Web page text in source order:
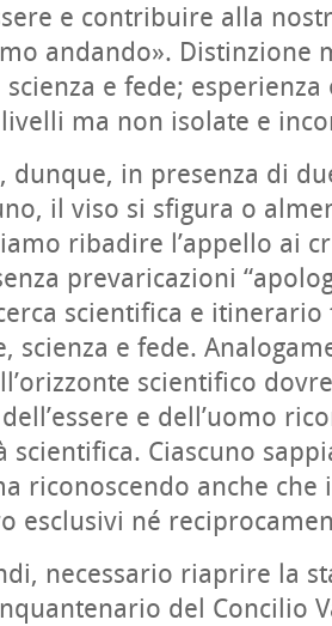
e contribuire alla
andando». Distinzione
e fede; esperienza
ma non isolate e
in presenza di
il viso si sfigura o
ribadire l’appello ai
prevaricazioni
scientifica e
scienza e fede.
scientifico
e dell’uomo
scientifica. Ciascuno
riconoscendo anche
esclusivi né
riaprire la
del Concilio